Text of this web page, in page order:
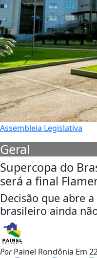
Assembleia Legislativa
Geral
Supercopa do
será a final
Decisão que abre
brasileiro ainda
PorPainel Rondônia Em